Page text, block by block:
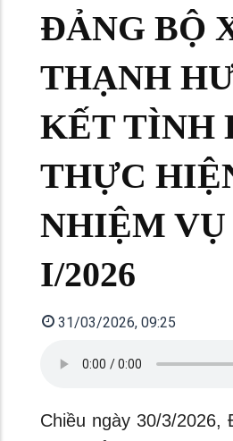
ĐẢNG BỘ
THẠNH
KẾT TÌNH
THỰC
NHIỆM VỤ
I/2026
31/03/2026, 09:25
Chiều ngày 30/3/2026,